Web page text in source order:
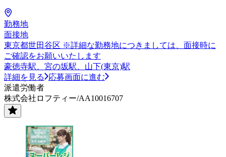
勤務地
面接地
東京都世田谷区 ※詳細な勤務地につきましては、面接時に
ご確認をお願いいたします
豪徳寺駅、宮の坂駅、山下(東京)駅
詳細を見る
応募画面に進む
派遣労働者
株式会社ロフティー/AA10016707